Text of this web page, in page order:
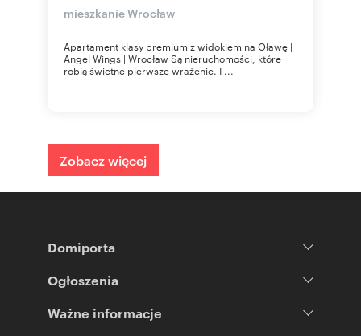
mieszkanie Wrocław
Apartament klasy premium z widokiem na Oławę |
Angel Wings | Wrocław Są nieruchomości, które
robią świetne pierwsze wrażenie. I ...
Zobacz więcej
Domiporta
Ogłoszenia
Ważne informacje